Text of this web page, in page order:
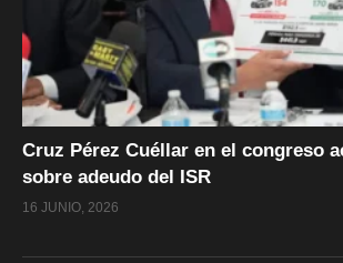
Cruz Pérez Cuéllar en el congreso
sobre adeudo del ISR
16 JUNIO, 2026